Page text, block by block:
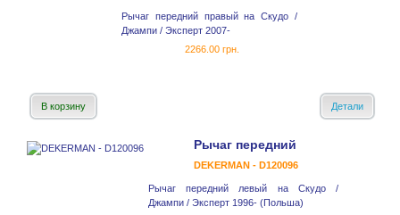
Рычаг передний правый на Скудо /
Джампи / Эксперт 2007-
2266.00 грн.
В корзину Детали
Рычаг передний
DEKERMAN - D120096
Рычаг передний левый на Скудо /
Джампи / Эксперт 1996- (Польша)